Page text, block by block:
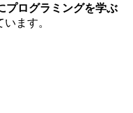
プログラミングを学ぶ
ます。